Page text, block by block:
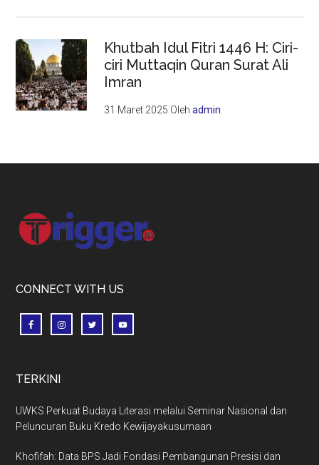
Khutbah Idul Fitri 1446 H: Ciri-
ciri Muttaqin Quran Surat Ali
Imran
31 Maret 2025 Olehadmin
Footer
CONNECT WITH US
TERKINI
UWKS Perkuat Budaya Literasi melalui Seminar Nasional dan
Peluncuran Buku Kredo Kewijayakusumaan
Khofifah: Data BPS Jadi Fondasi Pembangunan Presisi dan